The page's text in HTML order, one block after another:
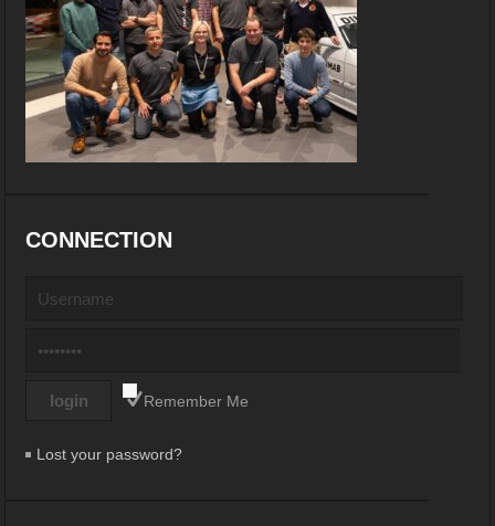
CONNECTION
Remember Me
Lost your password?